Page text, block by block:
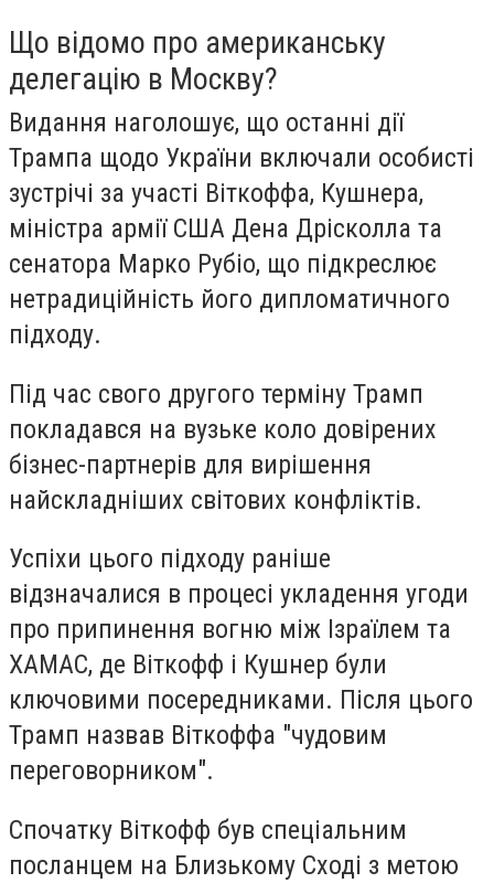
Що відомо про американську
делегацію в Москву?
Видання наголошує, що останні дії
Трампа щодо України включали особисті
зустрічі за участі Віткоффа, Кушнера,
міністра армії США Дена Дрісколла та
сенатора Марко Рубіо, що підкреслює
нетрадиційність його дипломатичного
підходу.
Під час свого другого терміну Трамп
покладався на вузьке коло довірених
бізнес-партнерів для вирішення
найскладніших світових конфліктів.
Успіхи цього підходу раніше
відзначалися в процесі укладення угоди
про припинення вогню між Ізраїлем та
ХАМАС, де Віткофф і Кушнер були
ключовими посередниками. Після цього
Трамп назвав Віткоффа "чудовим
переговорником".
Спочатку Віткофф був спеціальним
посланцем на Близькому Сході з метою